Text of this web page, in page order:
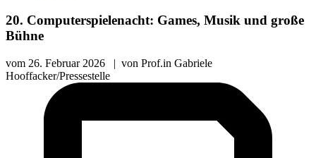
20. Computerspielenacht: Games, Musik und große
Bühne
vom 26. Februar 2026 | von Prof.in Gabriele
Hooffacker/Pressestelle